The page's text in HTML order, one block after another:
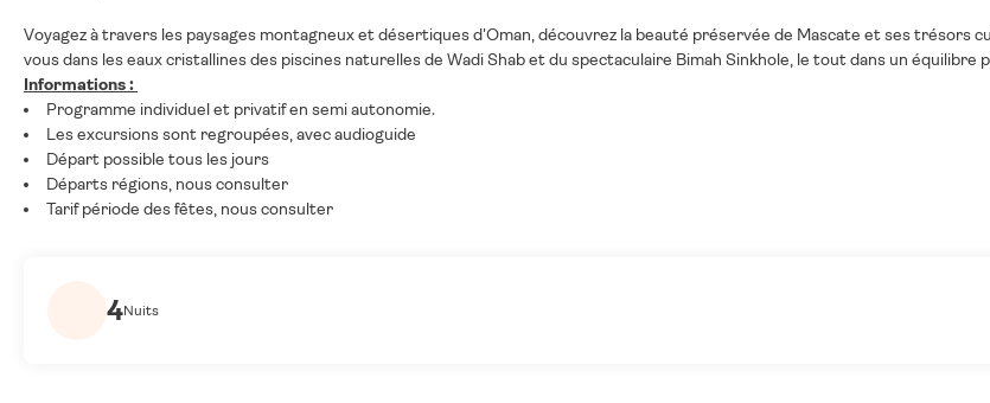
Voyagez à travers les paysages montagneux et désertiques d'Oman, découvrez la beauté préservée de Mascate et ses trésors
vous dans les eaux cristallines des piscines naturelles de Wadi Shab et du spectaculaire Bimah Sinkhole, le tout dans un
Informations :
Programme individuel et privatif en semi autonomie.
Les excursions sont regroupées, avec audioguide
Départ possible tous les jours
Départs régions, nous consulter
Tarif période des fêtes, nous consulter
4Nuits